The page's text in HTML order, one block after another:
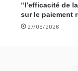
“l’efficacité de
sur le paiement
27/06/2026